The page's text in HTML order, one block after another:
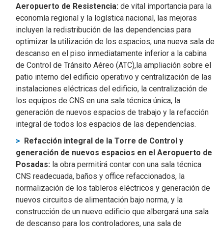
Aeropuerto de Resistencia:de vital importancia para la
economía regional y la logística nacional, las mejoras
incluyen la redistribución de las dependencias para
optimizar la utilización de los espacios, una nueva sala de
descanso en el piso inmediatamente inferior a la cabina
de Control de Tránsito Aéreo (ATC),la ampliación sobre el
patio interno del edificio operativo y centralización de las
instalaciones eléctricas del edificio, la centralización de
los equipos de CNS en una sala técnica única, la
generación de nuevos espacios de trabajo y la refacción
integral de todos los espacios de las dependencias.
Refacción integral de la Torre de Control y
generación de nuevos espacios en el Aeropuerto de
Posadas: la obra permitirá contar con una sala técnica
CNS readecuada, baños y office refaccionados, la
normalización de los tableros eléctricos y generación de
nuevos circuitos de alimentación bajo norma, y la
construcción de un nuevo edificio que albergará una sala
de descanso para los controladores, una sala de